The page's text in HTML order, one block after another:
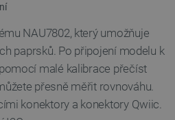
NAU7802, který umožňuje
paprsků. Po připojení modelu k
malé kalibrace přečíst
přesně měřit rovnováhu.
konektory a konektory Qwiic.